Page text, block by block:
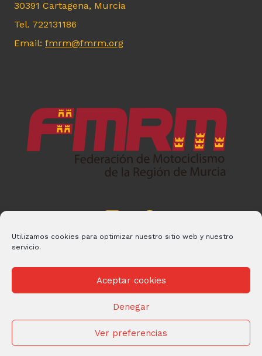
Utilizamos cookies para optimizar nuestro sitio web y nuestro
servicio.
Aceptar cookies
Denegar
Ver preferencias
30391 Cartagena, Murcia
Tel. 722131186
Email: fmrm@fmrm.org
© 2026 FMRM Desarrollado porAndrac Computing
Technologies
Política de privacidad|Política de Cookies